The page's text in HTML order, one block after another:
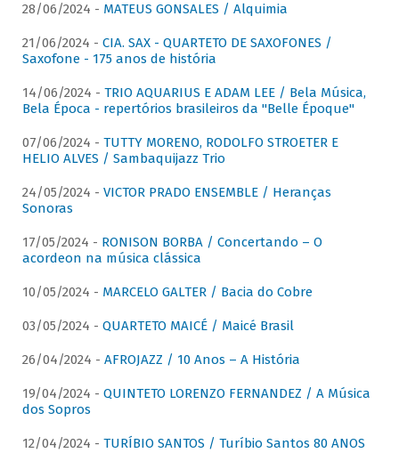
28/06/2024 - MATEUS GONSALES / Alquimia
21/06/2024 - CIA. SAX - QUARTETO DE SAXOFONES /
Saxofone - 175 anos de história
14/06/2024 - TRIO AQUARIUS E ADAM LEE / Bela Música,
Bela Época - repertórios brasileiros da "Belle Époque"
07/06/2024 - TUTTY MORENO, RODOLFO STROETER E
HELIO ALVES / Sambaquijazz Trio
24/05/2024 - VICTOR PRADO ENSEMBLE / Heranças
Sonoras
17/05/2024 - RONISON BORBA / Concertando – O
acordeon na música clássica
10/05/2024 - MARCELO GALTER / Bacia do Cobre
03/05/2024 - QUARTETO MAICÉ / Maicé Brasil
26/04/2024 - AFROJAZZ / 10 Anos – A História
19/04/2024 - QUINTETO LORENZO FERNANDEZ / A Música
dos Sopros
12/04/2024 - TURÍBIO SANTOS / Turíbio Santos 80 ANOS